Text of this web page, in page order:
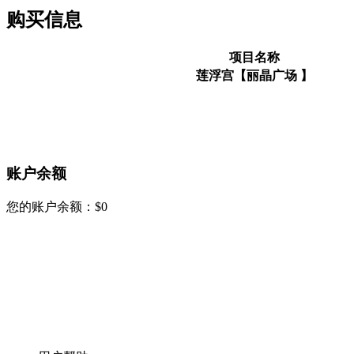
购买信息
项目名称
莲浮宫【丽晶广场 】​
账户余额
您的账户余额： $0